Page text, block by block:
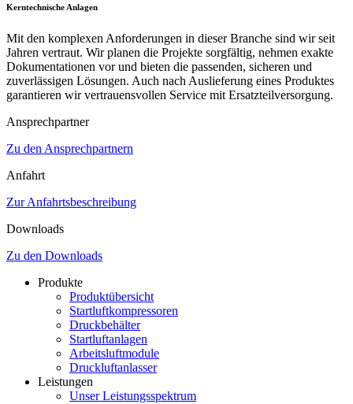
Kerntechnische Anlagen
Mit den komplexen Anforderungen in dieser Branche sind wir seit
Jahren vertraut. Wir planen die Projekte sorgfältig, nehmen exakte
Dokumentationen vor und bieten die passenden, sicheren und
zuverlässigen Lösungen. Auch nach Auslieferung eines Produktes
garantieren wir vertrauensvollen Service mit Ersatzteilversorgung.
Ansprechpartner
Zu den Ansprechpartnern
Anfahrt
Zur Anfahrtsbeschreibung
Downloads
Zu den Downloads
Produkte
Produktübersicht
Startluftkompressoren
Druckbehälter
Startluftanlagen
Arbeitsluftmodule
Druckluftanlasser
Leistungen
Unser Leistungsspektrum